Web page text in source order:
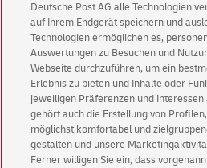
Elco Briefumschläge Office Box,
Fenster, 200 Stück
haftklebend, Grammatur: 80 g/
Deutsche Post AG alle Technologien
auf Ihrem Endgerät speichern und
Technologien ermöglichen es,
Auswertungen zu Besuchen und
Webseite durchzuführen, um ein
Erlebnis zu bieten und Inhalte oder
jeweiligen Präferenzen und Interessen
gehört auch die Erstellung von
möglichst komfortabel und
gestalten und unsere
Ferner willigen Sie ein, dass